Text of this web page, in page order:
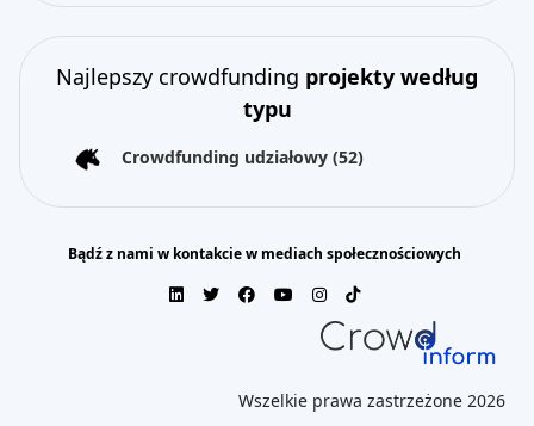
Najlepszy crowdfunding projekty według
typu
Crowdfunding udziałowy (52)
Bądź z nami w kontakcie w mediach społecznościowych
Wszelkie prawa zastrzeżone 2026